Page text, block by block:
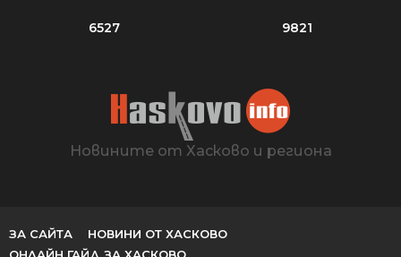
6527 9821
Новините от Хасково и региона
ЗА САЙТА
НОВИНИ ОТ ХАСКОВО
ОНЛАЙН ГАЙД ЗА ХАСКОВО